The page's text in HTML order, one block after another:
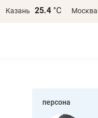
Казань 25.4 °С Москва
персона